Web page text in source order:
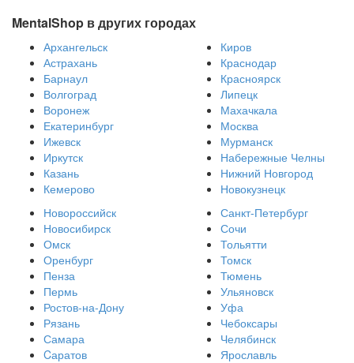
MentalShop в других городах
Архангельск
Астрахань
Барнаул
Волгоград
Воронеж
Екатеринбург
Ижевск
Иркутск
Казань
Кемерово
Киров
Краснодар
Красноярск
Липецк
Махачкала
Москва
Мурманск
Набережные Челны
Нижний Новгород
Новокузнецк
Новороссийск
Новосибирск
Омск
Оренбург
Пенза
Пермь
Ростов-на-Дону
Рязань
Самара
Cаратов
Санкт-Петербург
Сочи
Тольятти
Томск
Тюмень
Ульяновск
Уфа
Чебоксары
Челябинск
Ярославль